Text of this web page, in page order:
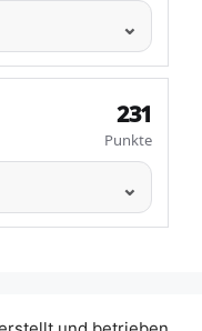
231
Punkte